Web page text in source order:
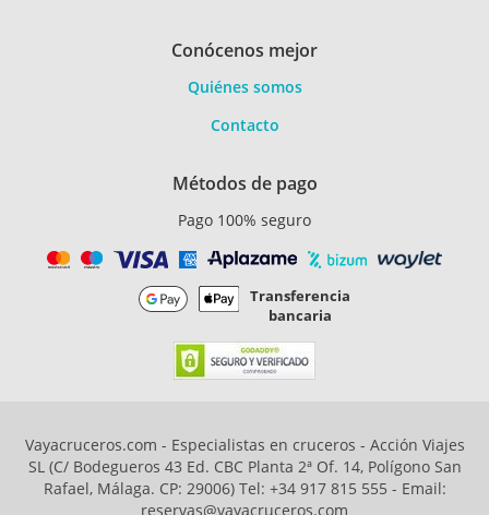
Conócenos mejor
Quiénes somos
Contacto
Métodos de pago
Pago 100% seguro
Transferencia
bancaria
Vayacruceros.com - Especialistas en cruceros - Acción Viajes
SL (C/ Bodegueros 43 Ed. CBC Planta 2ª Of. 14, Polígono San
Rafael, Málaga. CP: 29006) Tel: +34 917 815 555 - Email:
reservas@vayacruceros.com